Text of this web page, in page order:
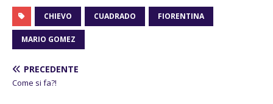
CHIEVO CUADRADO FIORENTINA
MARIO GOMEZ
PRECEDENTE
Come si fa?!